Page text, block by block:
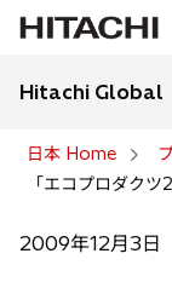
Hitachi Global
日本 Home
「エコプロダク
2009年12月3日